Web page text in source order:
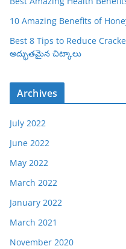
10 Amazing Benefits of
Best 8 Tips to Reduce
అద్భుతమైన చిట్కాలు
Archives
July 2022
June 2022
May 2022
March 2022
January 2022
March 2021
November 2020